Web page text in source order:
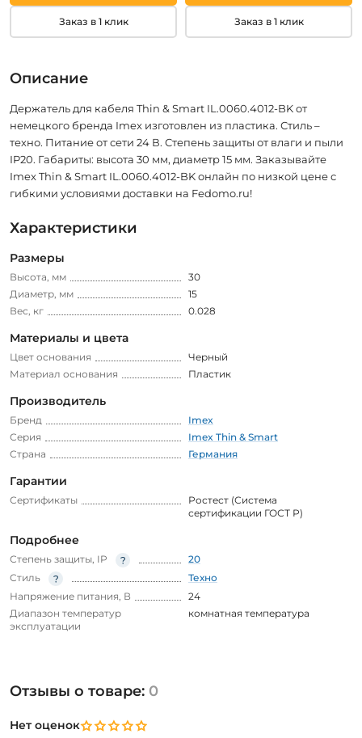
Заказ в 1 клик Заказ в 1 клик
Описание
Держатель для кабеля Thin & Smart IL.0060.4012-BK от
немецкого бренда Imex изготовлен из пластика. Стиль –
техно. Питание от сети 24 В. Степень защиты от влаги и пыли
IP20. Габариты: высота 30 мм, диаметр 15 мм. Заказывайте
Imex Thin & Smart IL.0060.4012-BK онлайн по низкой цене с
гибкими условиями доставки на Fedomo.ru!
Характеристики
Размеры
Высота, мм
30
Диаметр, мм
15
Вес, кг
0.028
Материалы и цвета
Цвет основания
Черный
Материал основания
Пластик
Производитель
Бренд
Imex
Серия
Imex Thin & Smart
Страна
Германия
Гарантии
Сертификаты
Ростест (Система
сертификации ГОСТ Р)
Подробнее
Степень защиты, IP
20
Стиль
Техно
Напряжение питания, В
24
Диапазон температур
эксплуатации
комнатная температура
Отзывы о товаре: 0
Нет оценок